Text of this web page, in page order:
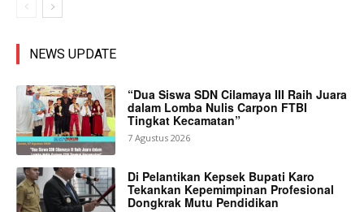
NEWS UPDATE
“Dua Siswa SDN Cilamaya III Raih Juara
dalam Lomba Nulis Carpon FTBI
Tingkat Kecamatan”
7 Agustus 2026
Di Pelantikan Kepsek Bupati Karo
Tekankan Kepemimpinan Profesional
Dongkrak Mutu Pendidikan